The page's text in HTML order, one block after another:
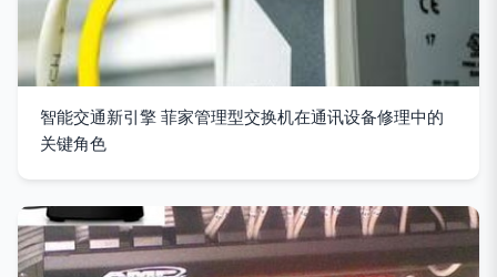
智能交通新引擎 菲家管理型交换机在通讯设备修理中的
关键角色